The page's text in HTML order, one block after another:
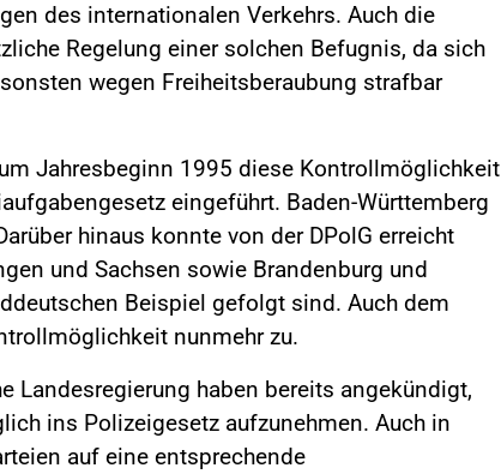
des internationalen Verkehrs. Auch die
Regelung einer solchen Befugnis, da sich
wegen Freiheitsberaubung strafbar
Jahresbeginn 1995 diese Kontrollmöglichkeit
eingeführt. Baden-Württemberg
hinaus konnte von der DPolG erreicht
und Sachsen sowie Brandenburg und
Beispiel gefolgt sind. Auch dem
nunmehr zu.
Landesregierung haben bereits angekündigt,
ins Polizeigesetz aufzunehmen. Auch in
auf eine entsprechende